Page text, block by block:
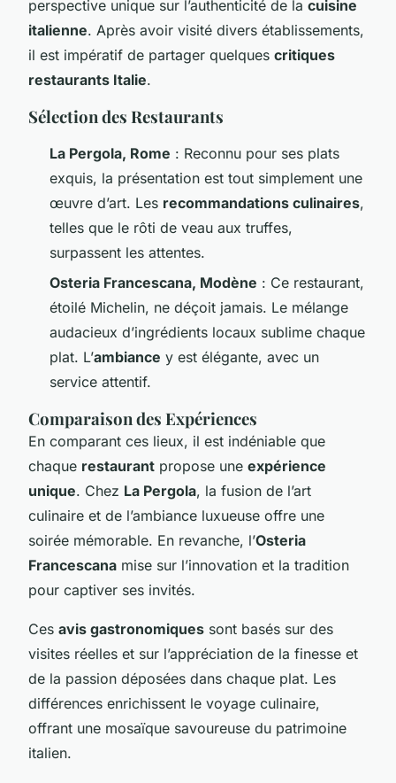
perspective unique sur l’authenticité de la cuisine
italienne. Après avoir visité divers établissements,
il est impératif de partager quelques critiques
restaurants Italie.
Sélection des Restaurants
La Pergola, Rome : Reconnu pour ses plats
exquis, la présentation est tout simplement une
œuvre d’art. Les recommandations culinaires,
telles que le rôti de veau aux truffes,
surpassent les attentes.
Osteria Francescana, Modène : Ce restaurant,
étoilé Michelin, ne déçoit jamais. Le mélange
audacieux d’ingrédients locaux sublime chaque
plat. L’ambiance y est élégante, avec un
service attentif.
Comparaison des Expériences
En comparant ces lieux, il est indéniable que
chaque restaurant propose une expérience
unique. Chez La Pergola, la fusion de l’art
culinaire et de l’ambiance luxueuse offre une
soirée mémorable. En revanche, l’Osteria
Francescana mise sur l’innovation et la tradition
pour captiver ses invités.
Ces avis gastronomiques sont basés sur des
visites réelles et sur l’appréciation de la finesse et
de la passion déposées dans chaque plat. Les
différences enrichissent le voyage culinaire,
offrant une mosaïque savoureuse du patrimoine
italien.